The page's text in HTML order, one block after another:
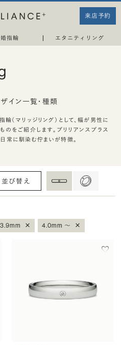
来店予約
指輪 | エタニティリング
イン一覧・種類
（マリッジリング）として、幅が男性に
をご紹介します。ブリリアンスプラス
常に馴染む佇まいが特徴。
並び替え
× 4.0mm 〜 ×